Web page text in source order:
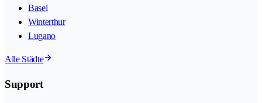
Basel
Winterthur
Lugano
Alle Städte
Support